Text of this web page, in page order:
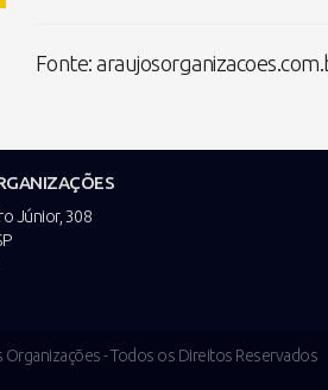
Fonte:
Júnior, 308
- Todos os Direitos Reservados